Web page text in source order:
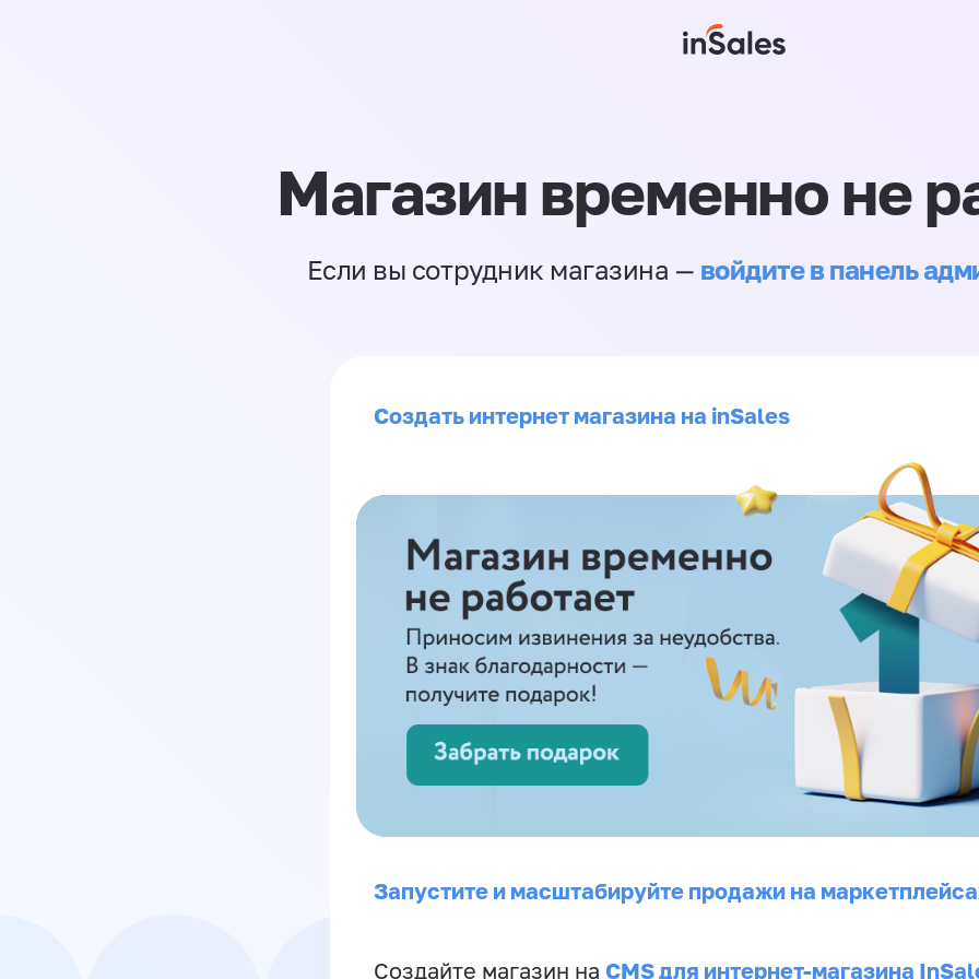
Магазин временно не
Если вы сотрудник магазина — войдите в панель
Создать интернет магазина на inSales
Запустите и масштабируйте продажи на
Создайте магазин на CMS для интернет-магазина